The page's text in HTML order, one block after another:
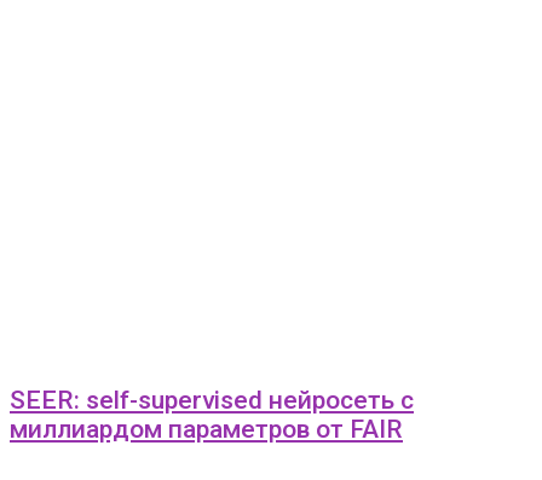
SEER: self-supervised нейросеть с
миллиардом параметров от FAIR